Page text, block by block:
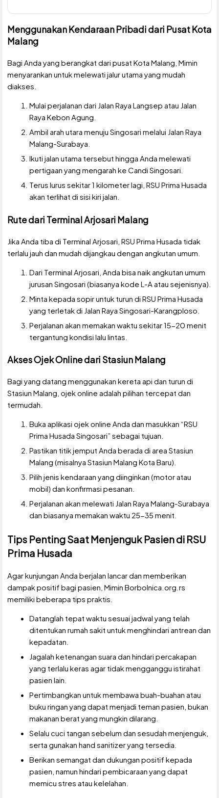
Menggunakan Kendaraan Pribadi dari Pusat Kota
Malang
Bagi Anda yang berangkat dari pusat Kota Malang, Mimin
menyarankan untuk melewati jalur utama yang mudah
diakses.
Mulai perjalanan dari Jalan Raya Langsep atau Jalan
Raya Kebon Agung.
Ambil arah utara menuju Singosari melalui Jalan Raya
Malang-Surabaya.
Ikuti jalan utama tersebut hingga Anda melewati
pertigaan yang mengarah ke Candi Singosari.
Terus lurus sekitar 1 kilometer lagi, RSU Prima Husada
akan terlihat di sisi kiri jalan.
Rute dari Terminal Arjosari Malang
Jika Anda tiba di Terminal Arjosari, RSU Prima Husada tidak
terlalu jauh dan mudah dijangkau dengan angkutan umum.
Dari Terminal Arjosari, Anda bisa naik angkutan umum
jurusan Singosari (biasanya kode L-A atau sejenisnya).
Minta kepada sopir untuk turun di RSU Prima Husada
yang terletak di Jalan Raya Singosari-Karangploso.
Perjalanan akan memakan waktu sekitar 15-20 menit
tergantung kondisi lalu lintas.
Akses Ojek Online dari Stasiun Malang
Bagi yang datang menggunakan kereta api dan turun di
Stasiun Malang, ojek online adalah pilihan tercepat dan
termudah.
Buka aplikasi ojek online Anda dan masukkan “RSU
Prima Husada Singosari” sebagai tujuan.
Pastikan titik jemput Anda berada di area Stasiun
Malang (misalnya Stasiun Malang Kota Baru).
Pilih jenis kendaraan yang diinginkan (motor atau
mobil) dan konfirmasi pesanan.
Perjalanan akan melewati Jalan Raya Malang-Surabaya
dan biasanya memakan waktu 25-35 menit.
Tips Penting Saat Menjenguk Pasien di RSU
Prima Husada
Agar kunjungan Anda berjalan lancar dan memberikan
dampak positif bagi pasien, Mimin Borbolnica.org.rs
memiliki beberapa tips praktis.
Datanglah tepat waktu sesuai jadwal yang telah
ditentukan rumah sakit untuk menghindari antrean dan
kepadatan.
Jagalah ketenangan suara dan hindari percakapan
yang terlalu keras agar tidak mengganggu istirahat
pasien lain.
Pertimbangkan untuk membawa buah-buahan atau
buku ringan yang dapat menjadi teman pasien, bukan
makanan berat yang mungkin dilarang.
Selalu cuci tangan sebelum dan sesudah menjenguk,
serta gunakan hand sanitizer yang tersedia.
Berikan semangat dan dukungan positif kepada
pasien, namun hindari pembicaraan yang dapat
memicu stres atau kelelahan.